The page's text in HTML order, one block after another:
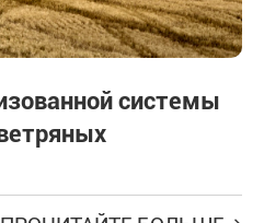
системы